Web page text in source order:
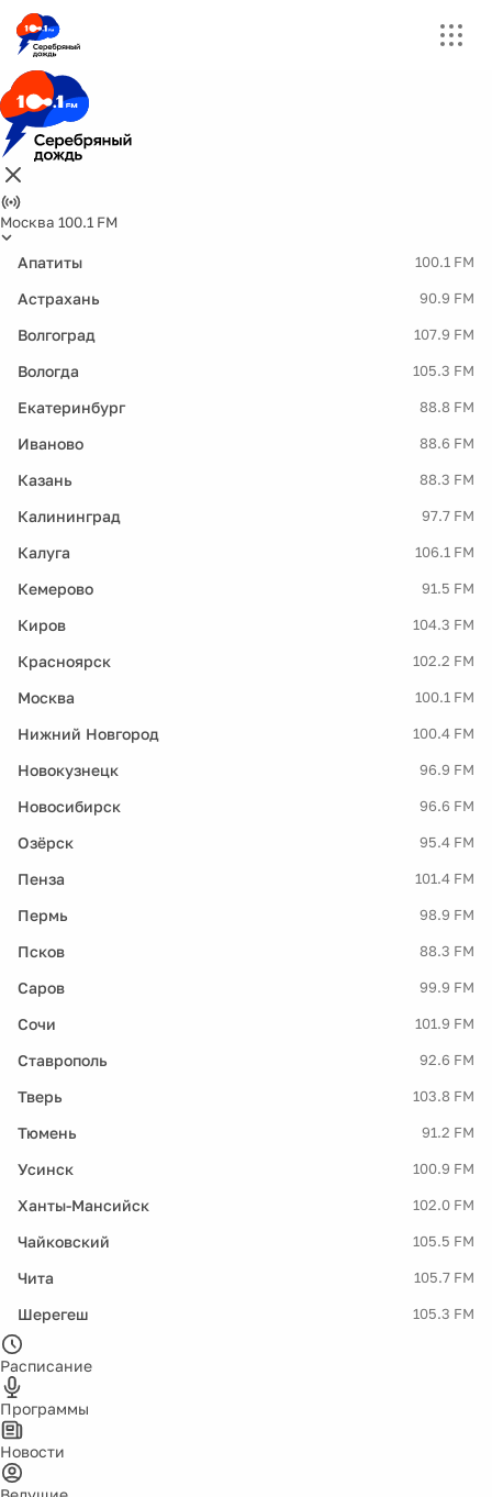
Москва 100.1 FM
Апатиты 100.1 FM
Астрахань 90.9 FM
Волгоград 107.9 FM
Вологда 105.3 FM
Екатеринбург 88.8 FM
Иваново 88.6 FM
Казань 88.3 FM
Калининград 97.7 FM
Калуга 106.1 FM
Кемерово 91.5 FM
Киров 104.3 FM
Красноярск 102.2 FM
Москва 100.1 FM
Нижний Новгород 100.4 FM
Новокузнецк 96.9 FM
Новосибирск 96.6 FM
Озёрск 95.4 FM
Пенза 101.4 FM
Пермь 98.9 FM
Псков 88.3 FM
Саров 99.9 FM
Сочи 101.9 FM
Ставрополь 92.6 FM
Тверь 103.8 FM
Тюмень 91.2 FM
Усинск 100.9 FM
Ханты-Мансийск 102.0 FM
Чайковский 105.5 FM
Чита 105.7 FM
Шерегеш 105.3 FM
Расписание
Программы
Новости